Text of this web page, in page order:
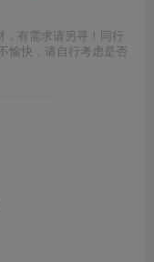
有需求请另寻！同行
愉快，请自行考虑是否